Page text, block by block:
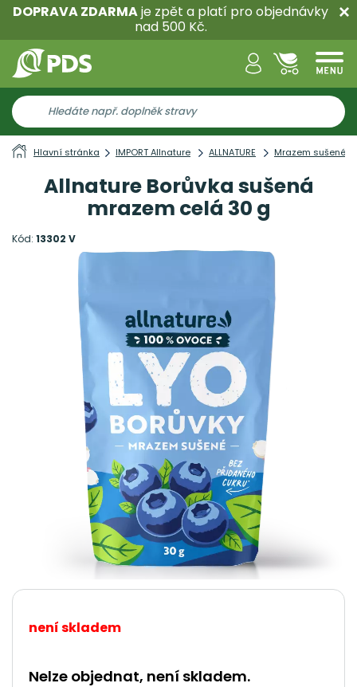
DOPRAVA ZDARMAje zpět a platí pro objednávky
nad 500 Kč.
Hlavní stránka IMPORT Allnature ALLNATURE Mrazem sušené
Allnature Borůvka sušená
mrazem celá 30 g
Kód: 13302 V
není skladem
Nelze objednat, není skladem.